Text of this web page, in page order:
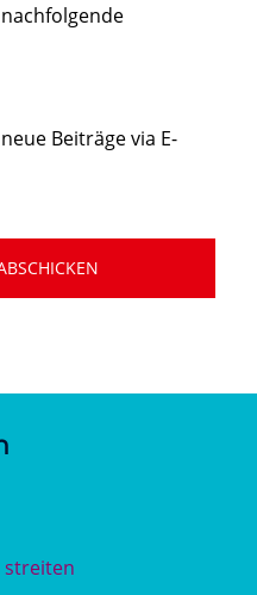
Beiträge via E-
streiten